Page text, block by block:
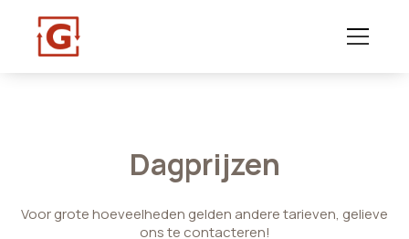
Dagprijzen
Voor grote hoeveelheden gelden andere tarieven, gelieve
ons te contacteren!